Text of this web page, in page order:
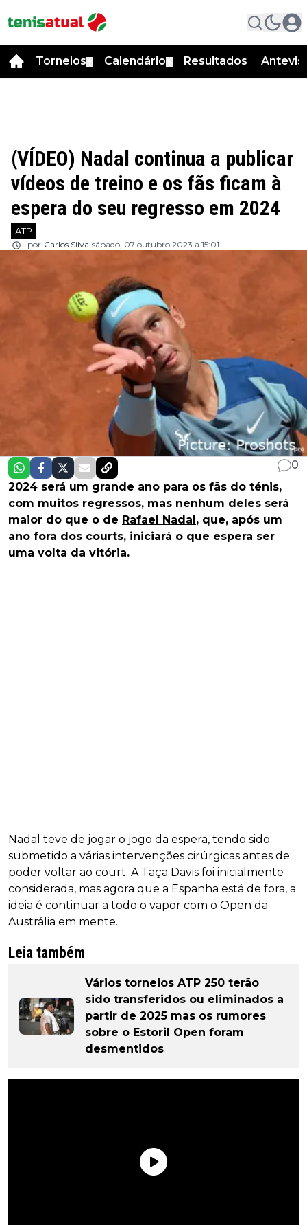
Torneios Calendário Resultados
(VÍDEO) Nadal continua a publicar
vídeos de treino e os fãs ficam à
espera do seu regresso em 2024
ATP
por Carlos Silva sábado, 07 outubro 2023 a 15:01
0
2024 será um grande ano para os fãs do ténis,
com muitos regressos, mas nenhum deles será
maior do que o de Rafael Nadal, que, após um
ano fora dos courts, iniciará o que espera ser
uma volta da vitória.
Nadal teve de jogar o jogo da espera, tendo sido
submetido a várias intervenções cirúrgicas antes de
poder voltar ao court. A Taça Davis foi inicialmente
considerada, mas agora que a Espanha está de fora, a
ideia é continuar a todo o vapor com o Open da
Austrália em mente.
Leia também
Vários torneios ATP 250 terão
sido transferidos ou eliminados a
partir de 2025 mas os rumores
sobre o Estoril Open foram
desmentidos